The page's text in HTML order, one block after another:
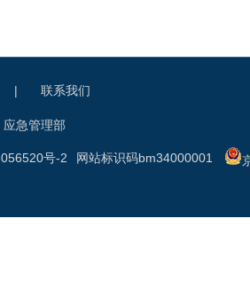
| 联系我们
应急管理部
网站标识码bm34000001
号-2